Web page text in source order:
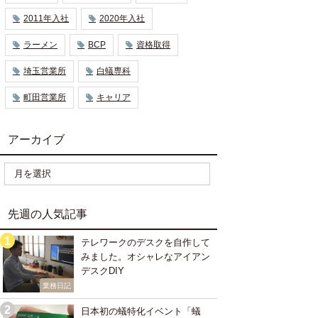
2011年入社 2020年入社
ラーメン BCP 資格取得
埼玉営業所 白蟻専科
町田営業所 キャリア
アーカイブ
先週の人気記事
業務日記
テレワークのデスクを自作して
みました。オシャレなアイアン
デスクDIY
日本初の蟻特化イベント「蟻